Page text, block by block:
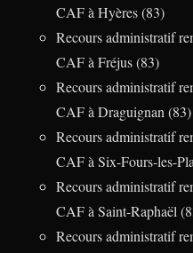
CAF à Hyères (83)
Recours administratif
CAF à Fréjus (83)
Recours administratif
CAF à Draguignan (83)
Recours administratif
CAF à Six-Fours-les-
Recours administratif
CAF à Saint-Raphaël
Recours administratif